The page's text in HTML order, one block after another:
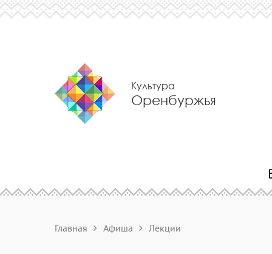
Культура
Оренбуржья
Главная Афиша Лекции